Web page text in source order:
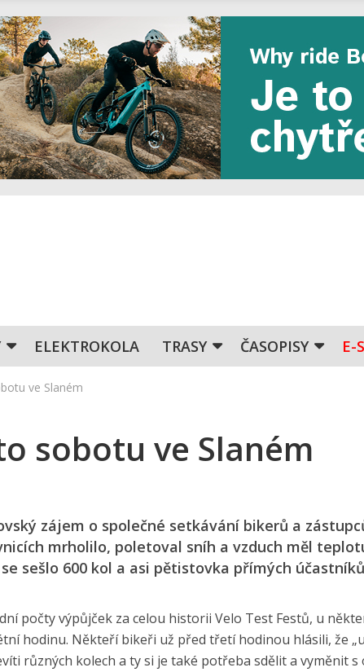
ELEKTROKOLA TRASY ČASOPISY E-
ve Slaném
sobotu ve Slaném
zájem o společné setkávání bikerů a
mrholilo, poletoval sníh a vzduch měl
sešlo 600 kol a asi pětistovka přímých
počty výpůjček za celou historii Velo Test Festů, u
hodinu. Někteří bikeři už před třetí hodinou hlásili, že
různých kolech a ty si je také potřeba sdělit a vyměnit s